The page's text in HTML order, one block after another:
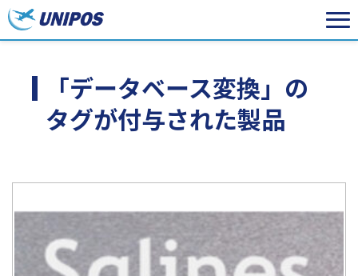
「データベース変換」の
タグが付与された製品